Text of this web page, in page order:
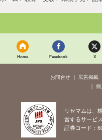
Home Facebook X
お問合せ 広告掲載
個
リセマムは、
営するサービス
証券コード：